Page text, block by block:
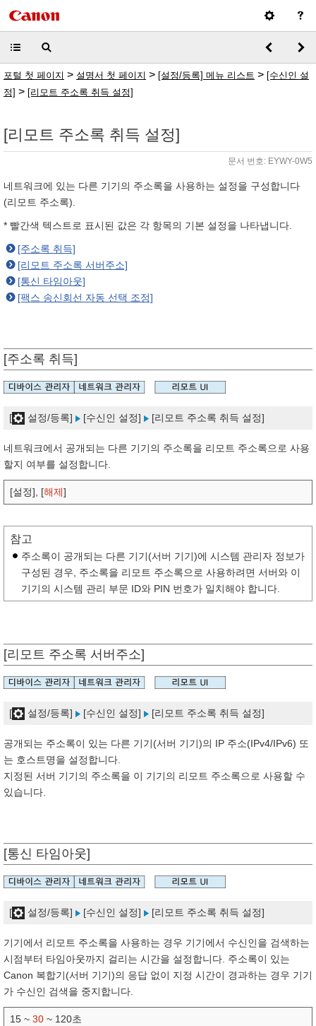
포털 첫 페이지 > 설명서 첫 페이지 > [설정/등록] 메뉴 리스트 > [수신인 설
정] > [리모트 주소록 취득 설정]
[리모트 주소록 취득 설정]
문서 번호: EYWY-0W5
네트워크에 있는 다른 기기의 주소록을 사용하는 설정을 구성합니다
(리모트 주소록).
* 빨간색 텍스트로 표시된 값은 각 항목의 기본 설정을 나타냅니다.
[주소록 취득]
[리모트 주소록 서버주소]
[통신 타임아웃]
[팩스 송신회선 자동 선택 조정]
[주소록 취득]
[ 설정/등록] [수신인 설정] [리모트 주소록 취득 설정]
네트워크에서 공개되는 다른 기기의 주소록을 리모트 주소록으로 사용
할지 여부를 설정합니다.
[설정], [해제]
참고
주소록이 공개되는 다른 기기(서버 기기)에 시스템 관리자 정보가
구성된 경우, 주소록을 리모트 주소록으로 사용하려면 서버와 이
기기의 시스템 관리 부문 ID와 PIN 번호가 일치해야 합니다.
[리모트 주소록 서버주소]
[ 설정/등록] [수신인 설정] [리모트 주소록 취득 설정]
공개되는 주소록이 있는 다른 기기(서버 기기)의 IP 주소(IPv4/IPv6) 또
는 호스트명을 설정합니다.
지정된 서버 기기의 주소록을 이 기기의 리모트 주소록으로 사용할 수
있습니다.
[통신 타임아웃]
[ 설정/등록] [수신인 설정] [리모트 주소록 취득 설정]
기기에서 리모트 주소록을 사용하는 경우 기기에서 수신인을 검색하는
시점부터 타임아웃까지 걸리는 시간을 설정합니다. 주소록이 있는
Canon 복합기(서버 기기)의 응답 없이 지정 시간이 경과하는 경우 기기
가 수신인 검색을 중지합니다.
15 ~ 30 ~ 120초